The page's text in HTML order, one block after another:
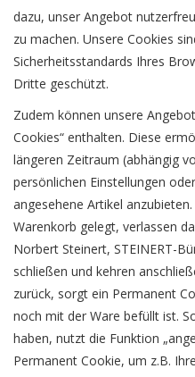
dazu, unser Angebot
zu machen. Unsere Cookies
Sicherheitsstandards Ihres
Dritte geschützt.
Zudem können unsere
Cookies“ enthalten. Diese
längeren Zeitraum (abhängig
persönlichen Einstellungen
angesehene Artikel
Warenkorb gelegt, verlassen
Norbert Steinert, STEINERT-
schließen und kehren
zurück, sorgt ein Permanent
noch mit der Ware befüllt ist.
haben, nutzt die Funktion
Permanent Cookie, um z.B.